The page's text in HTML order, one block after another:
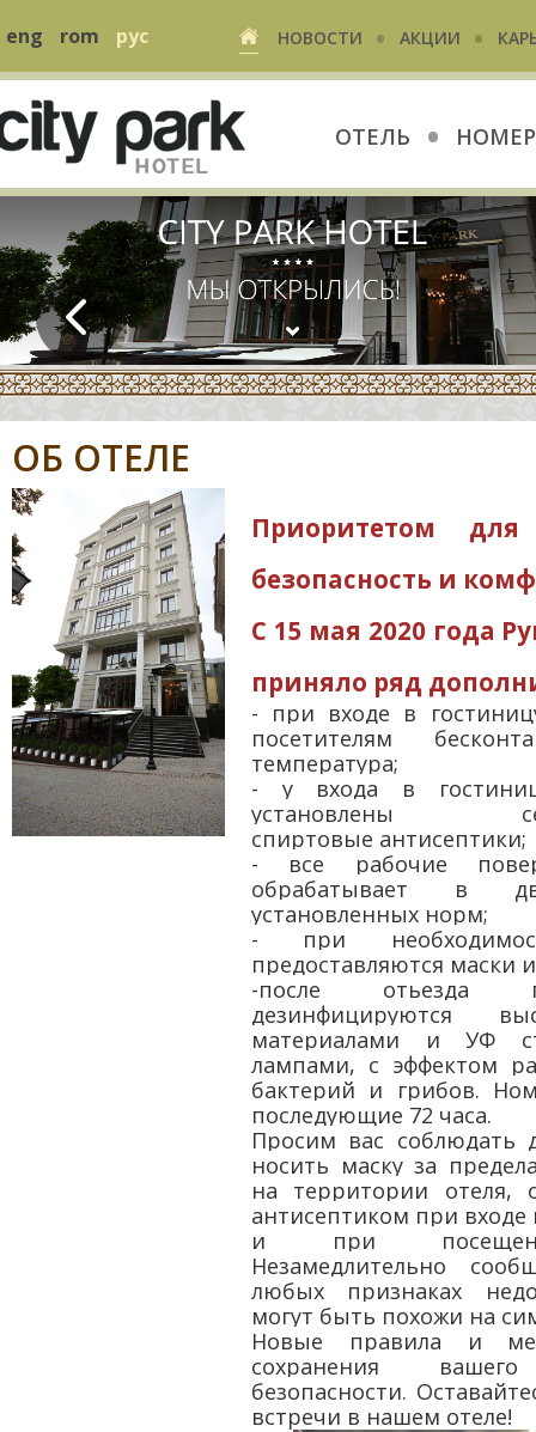
eng rom рус НОВОСТИ • АКЦИИ •
ОТЕЛЬ •
ОБ ОТЕЛЕ
Приоритетом
безопасность и
С 15 мая 2020 года
приняло ряд
- при входе в
посетителям
температура;
- у входа в
установлены
спиртовые антисептики;
- все рабочие
обрабатывает в
установленных норм;
- при
предоставляются маски
-после отьезда
дезинфицируются
материалами и УФ
лампами, с эффектом
бактерий и грибов.
последующие 72 часа.
Просим вас соблюдать
носить маску за
на территории отеля,
антисептиком при
и при
Незамедлительно
любых признаках
могут быть похожи на
Новые правила и
сохранения
безопасности.
встречи в нашем отеле!